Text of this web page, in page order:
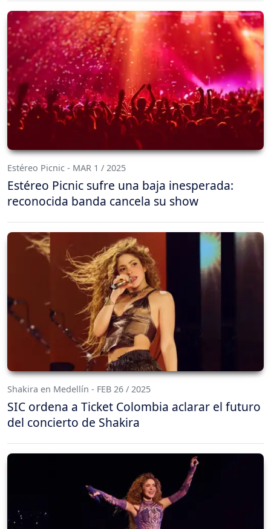
Estéreo Picnic - MAR 1 / 2025
Estéreo Picnic sufre una baja inesperada:
reconocida banda cancela su show
Shakira en Medellín - FEB 26 / 2025
SIC ordena a Ticket Colombia aclarar el futuro
del concierto de Shakira